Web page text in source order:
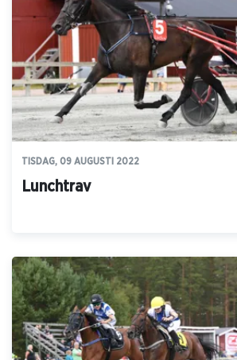
TISDAG, 09 AUGUSTI 2022
Lunchtrav